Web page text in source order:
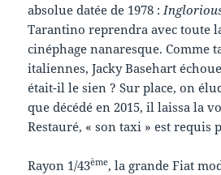
absolue datée de 1978 :
Tarantino reprendra avec toute
cinéphage nanaresque. Comme
italiennes, Jacky Basehart
était-il le sien ? Sur place, on
que décédé en 2015, il laissa la
Restauré, « son taxi » est requis
Rayon 1/43ème, la grande Fiat